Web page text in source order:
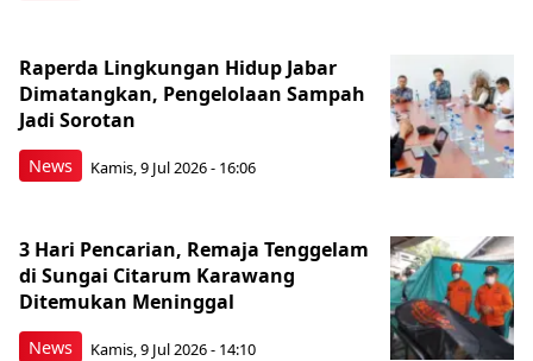
News
Raperda Lingkungan Hidup Jabar
Dimatangkan, Pengelolaan Sampah
Jadi Sorotan
Kamis, 9 Jul 2026 - 16:06
News
3 Hari Pencarian, Remaja Tenggelam
di Sungai Citarum Karawang
Ditemukan Meninggal
Kamis, 9 Jul 2026 - 14:10